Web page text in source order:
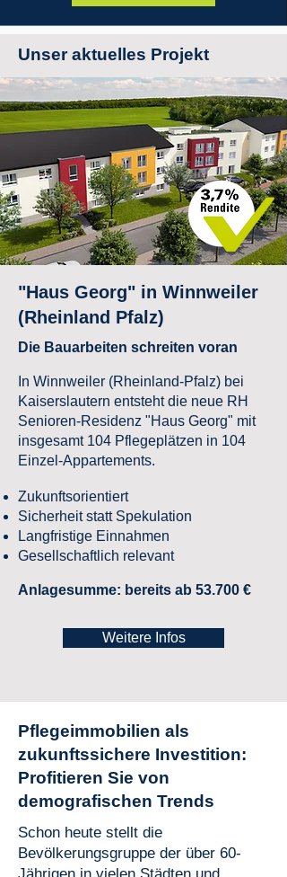
Unser aktuelles Projekt
"Haus Georg" in Winnweiler
(Rheinland Pfalz)
Die Bauarbeiten schreiten voran
In Winnweiler (Rheinland-Pfalz) bei
Kaiserslautern entsteht die neue RH
Senioren-Residenz "Haus Georg" mit
insgesamt 104 Pflegeplätzen in 104
Einzel-Appartements.
Zukunftsorientiert
Sicherheit statt Spekulation
Langfristige Einnahmen
Gesellschaftlich relevant
Anlagesumme: bereits ab 53.700 €
Weitere Infos
Pflegeimmobilien als
zukunftssichere Investition:
Profitieren Sie von
demografischen Trends
Schon heute stellt die
Bevölkerungsgruppe der über 60-